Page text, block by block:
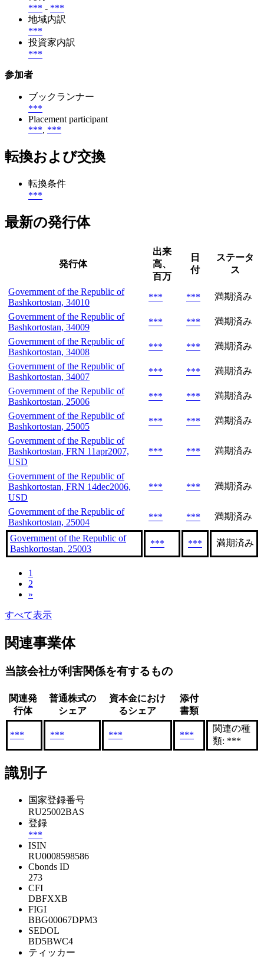
*** - ***
地域内訳
***
投資家内訳
***
参加者
ブックランナー
***
Placement participant
***, ***
転換および交換
転換条件
***
最新の発行体
発行体
出来
高、
百万
日
付
ステータ
ス
Government of the Republic of
Bashkortostan, 34010
*** ***
満期済み
Government of the Republic of
Bashkortostan, 34009
*** ***
満期済み
Government of the Republic of
Bashkortostan, 34008
*** ***
満期済み
Government of the Republic of
Bashkortostan, 34007
*** ***
満期済み
Government of the Republic of
Bashkortostan, 25006
*** ***
満期済み
Government of the Republic of
Bashkortostan, 25005
*** ***
満期済み
Government of the Republic of
Bashkortostan, FRN 11apr2007,
USD
*** *** 満期済み
Government of the Republic of
Bashkortostan, FRN 14dec2006,
USD
*** *** 満期済み
Government of the Republic of
Bashkortostan, 25004
*** *** 満期済み
Government of the Republic of
Bashkortostan, 25003
*** *** 満期済み
1
2
»
すべて表示
関連事業体
当該会社が利害関係を有するもの
関連発
行体
普通株式の
シェア
資本金におけ
るシェア
添付
書類
*** *** *** ***
関連の種
類: ***
識別子
国家登録番号
RU25002BAS
登録
***
ISIN
RU0008598586
Cbonds ID
273
CFI
DBFXXB
FIGI
BBG00067DPM3
SEDOL
BD5BWC4
ティッカー